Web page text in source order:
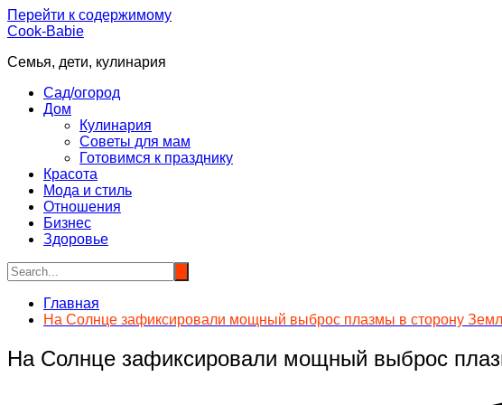
Перейти к содержимому
Cook-Babie
Семья, дети, кулинария
Сад/огород
Дом
Кулинария
Советы для мам
Готовимся к празднику
Красота
Мода и стиль
Отношения
Бизнес
Здоровье
Главная
На Солнце зафиксировали мощный выброс плазмы в сторону
На Солнце зафиксировали мощный выброс